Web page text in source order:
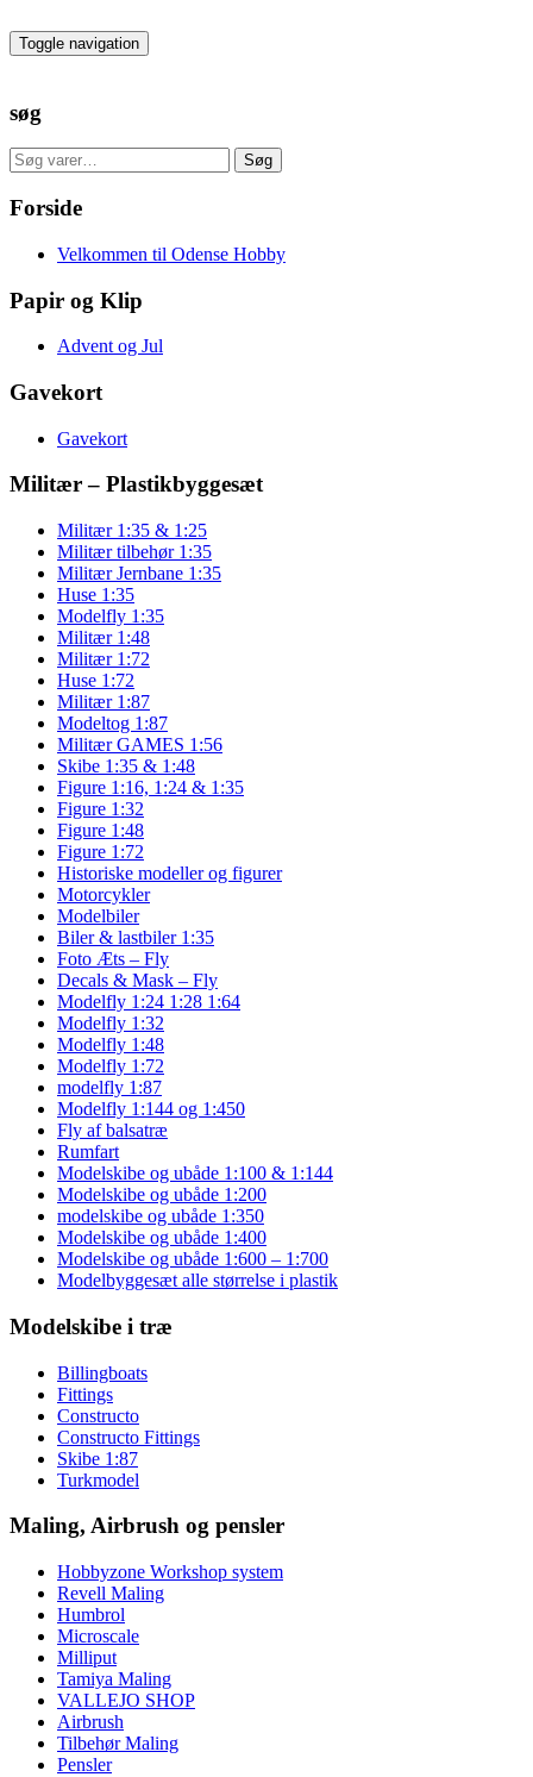
to
the
Toggle navigation
søg
Søg
efter:
Søg
Forside
Velkommen til Odense Hobby
Papir og Klip
Advent og Jul
Gavekort
Gavekort
Militær – Plastikbyggesæt
Militær 1:35 & 1:25
Militær tilbehør 1:35
Militær Jernbane 1:35
Huse 1:35
Modelfly 1:35
Militær 1:48
Militær 1:72
Huse 1:72
Militær 1:87
Modeltog 1:87
Militær GAMES 1:56
Skibe 1:35 & 1:48
Figure 1:16, 1:24 & 1:35
Figure 1:32
Figure 1:48
Figure 1:72
Historiske modeller og figurer
Motorcykler
Modelbiler
Biler & lastbiler 1:35
Foto Æts – Fly
Decals & Mask – Fly
Modelfly 1:24 1:28 1:64
Modelfly 1:32
Modelfly 1:48
Modelfly 1:72
modelfly 1:87
Modelfly 1:144 og 1:450
Fly af balsatræ
Rumfart
Modelskibe og ubåde 1:100 & 1:144
Modelskibe og ubåde 1:200
modelskibe og ubåde 1:350
Modelskibe og ubåde 1:400
Modelskibe og ubåde 1:600 – 1:700
Modelbyggesæt alle størrelse i plastik
Modelskibe i træ
Billingboats
Fittings
Constructo
Constructo Fittings
Skibe 1:87
Turkmodel
Maling, Airbrush og pensler
Hobbyzone Workshop system
Revell Maling
Humbrol
Microscale
Milliput
Tamiya Maling
VALLEJO SHOP
Airbrush
Tilbehør Maling
Pensler